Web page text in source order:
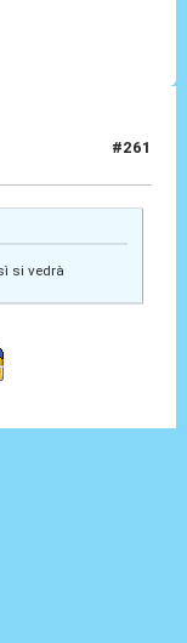
#261
si vedrà